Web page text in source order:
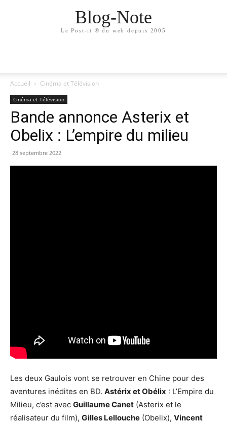
Blog-Note
Le Post-it ® du web depuis 2005
Accueil Cinéma et Télévision
Cinéma et Télévision
Bande annonce Asterix et
Obelix : L’empire du milieu
28 septembre 2022
Les deux Gaulois vont se retrouver en Chine pour des
aventures inédites en BD. Astérix et Obélix : L’Empire du
Milieu, c’est avec Guillaume Canet (Asterix et le
réalisateur du film), Gilles Lellouche (Obelix), Vincent